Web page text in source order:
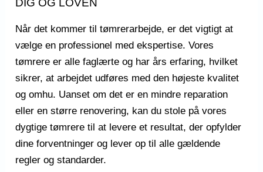
DIG OG LOVEN
Når det kommer til tømrerarbejde, er det vigtigt at
vælge en professionel med ekspertise. Vores
tømrere er alle faglærte og har års erfaring, hvilket
sikrer, at arbejdet udføres med den højeste kvalitet
og omhu. Uanset om det er en mindre reparation
eller en større renovering, kan du stole på vores
dygtige tømrere til at levere et resultat, der opfylder
dine forventninger og lever op til alle gældende
regler og standarder.